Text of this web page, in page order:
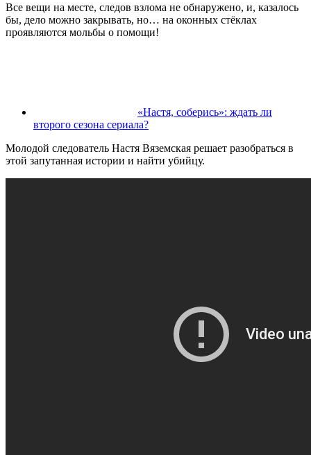
Все вещи на месте, следов взлома не обнаружено, и, казалось
бы, дело можно закрывать, но… на оконных стёклах
проявляются мольбы о помощи!
«Настя, соберись»: ждать ли
второго сезона сериала?
Молодой следователь Настя Вяземская решает разобраться в
этой запутанная истории и найти убийцу.